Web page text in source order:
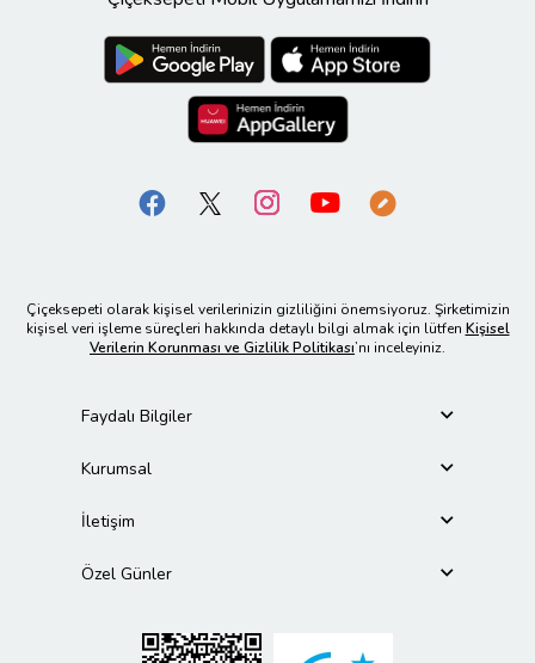
Çiçeksepeti olarak kişisel verilerinizin gizliliğini önemsiyoruz. Şirketimizin
kişisel veri işleme süreçleri hakkında detaylı bilgi almak için lütfen Kişisel
Verilerin Korunması ve Gizlilik Politikası’nı inceleyiniz.
Faydalı Bilgiler
Kurumsal
İletişim
Özel Günler